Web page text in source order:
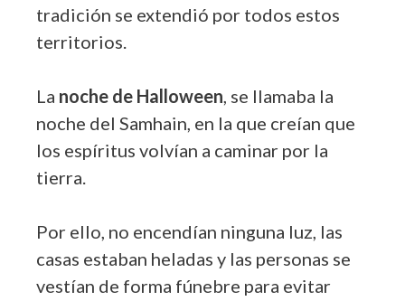
tradición se extendió por todos estos
territorios.
La noche de Halloween, se llamaba la
noche del Samhain, en la que creían que
los espíritus volvían a caminar por la
tierra.
Por ello, no encendían ninguna luz, las
casas estaban heladas y las personas se
vestían de forma fúnebre para evitar